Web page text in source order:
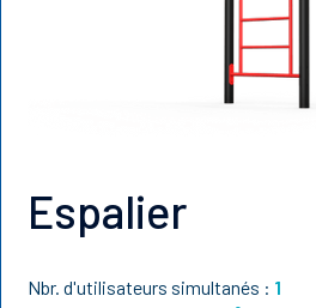
Espalier
Nbr. d'utilisateurs simultanés : 1